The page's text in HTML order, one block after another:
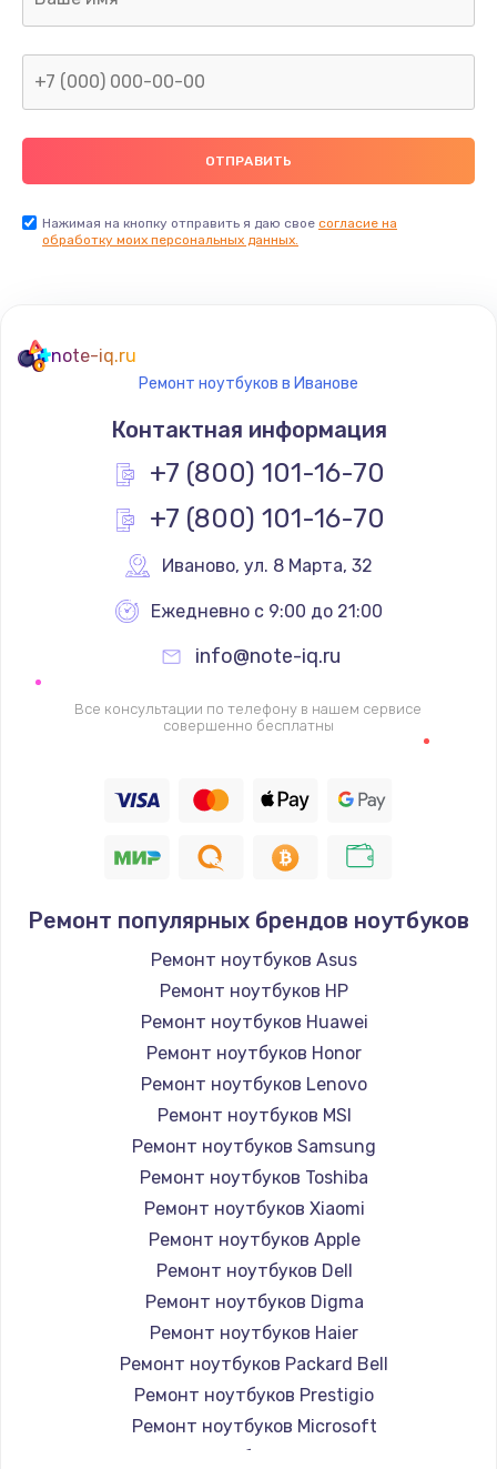
Нажимая на кнопку отправить я даю свое согласие на
обработку моих персональных данных.
note-iq.ru
Ремонт ноутбуков в Иванове
Контактная информация
+7 (800) 101-16-70
+7 (800) 101-16-70
Иваново, ул. 8 Марта, 32
Ежедневно с 9:00 до 21:00
info@note-iq.ru
Все консультации по телефону в нашем сервисе
совершенно бесплатны
Ремонт популярных брендов ноутбуков
Ремонт ноутбуков Asus
Ремонт ноутбуков HP
Ремонт ноутбуков Huawei
Ремонт ноутбуков Honor
Ремонт ноутбуков Lenovo
Ремонт ноутбуков MSI
Ремонт ноутбуков Samsung
Ремонт ноутбуков Toshiba
Ремонт ноутбуков Xiaomi
Ремонт ноутбуков Apple
Ремонт ноутбуков Dell
Ремонт ноутбуков Digma
Ремонт ноутбуков Haier
Ремонт ноутбуков Packard Bell
Ремонт ноутбуков Prestigio
Ремонт ноутбуков Microsoft
Ремонт ноутбуков Alienware